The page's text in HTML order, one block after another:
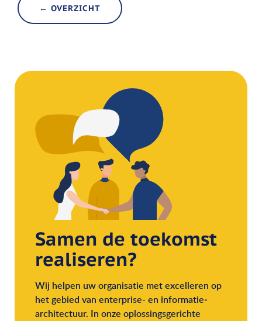
← OVERZICHT
Samen de toekomst
realiseren?
Wij helpen uw organisatie met excelleren op
het gebied van enterprise- en informatie­
architectuur. In onze oplossingsgerichte